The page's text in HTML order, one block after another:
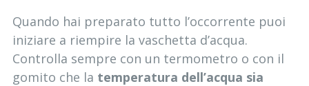
Quando hai preparato tutto l’occorrente puoi
iniziare a riempire la vaschetta d’acqua.
Controlla sempre con un termometro o con il
gomito che la temperatura dell’acqua sia